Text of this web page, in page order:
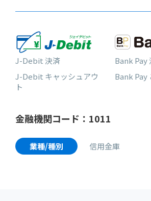
J-Debit 決済
J-Debit キャッシュアウ
ト
Bank Pay
Bank Pay
金融機関コード：1011
業種/種別 信用金庫